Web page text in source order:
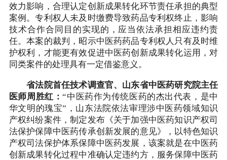
效力影响，合理认定创新成果转化环节责任承担的典型
案例。专利权人未及时缴费导致药品专利权终止，影响
技术合作合同目的实现的，应当依法承担相应违约责
任。本案的裁判，昭示中医药药品专利权人只有及时维
护权利，才能更有效促进中医药创新成果转化运用，对
同类案件的处理具有一定借鉴意义。
省法院首任技术调查官、山东省中医药研究院主任
医师周胜红：“中医药作为传统医药的杰出代表，是中
华文明的瑰宝”，山东法院依法审理涉中医药领域知识
产权纠纷案件，制定发布《关于加强中医药知识产权司
法保护保障中医药传承创新发展的意见》，以特色知识
产权司法保护体系保障中医药发展，该案就是在中医药
创新成果转化过程中准确认定违约方，服务保障中医药